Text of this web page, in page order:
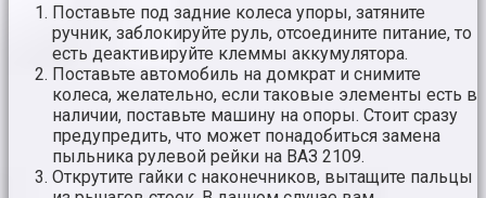
Поставьте под задние колеса упоры, затяните
ручник, заблокируйте руль, отсоедините питание, то
есть деактивируйте клеммы аккумулятора.
Поставьте автомобиль на домкрат и снимите
колеса, желательно, если таковые элементы есть в
наличии, поставьте машину на опоры. Стоит сразу
предупредить, что может понадобиться замена
пыльника рулевой рейки на ВАЗ 2109.
Открутите гайки с наконечников, вытащите пальцы